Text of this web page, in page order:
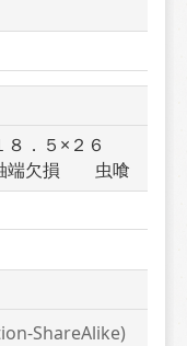
．５×２６
端欠損　　虫喰
ShareAlike)